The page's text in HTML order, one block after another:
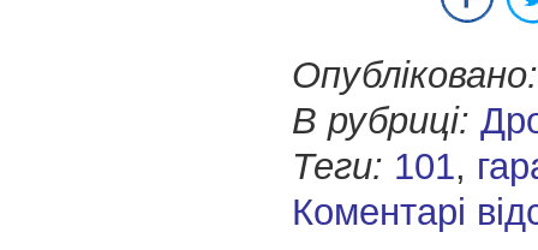
Опубліковано:
В рубриці:
Теги: 101,
Коментарі